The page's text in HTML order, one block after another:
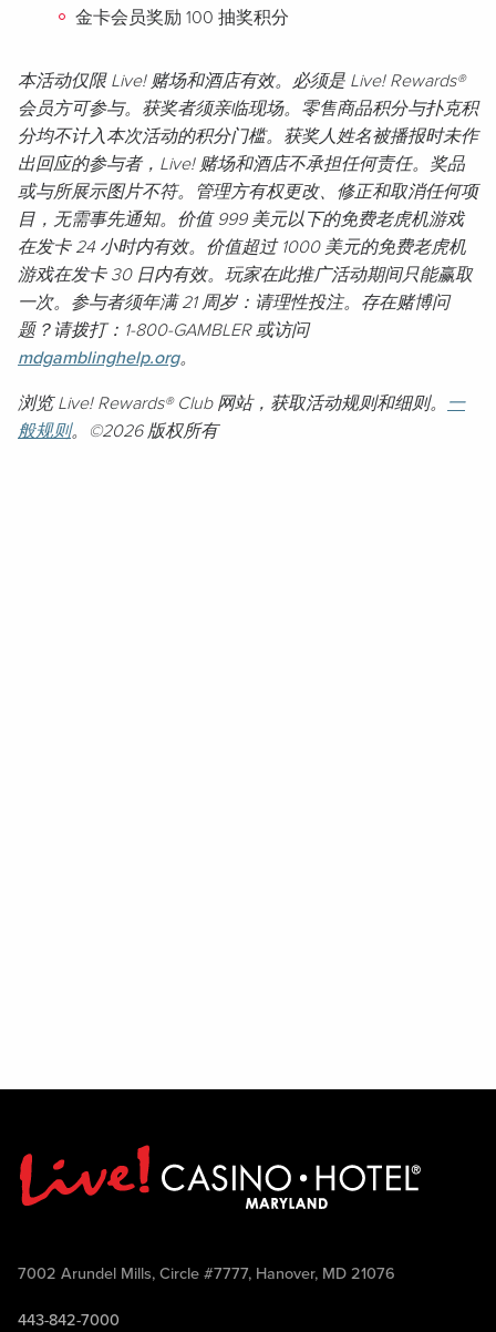
金卡会员奖励 100 抽奖积分
本活动仅限 Live! 赌场和酒店有效。必须是 Live! Rewards®
会员方可参与。获奖者须亲临现场。零售商品积分与扑克积
分均不计入本次活动的积分门槛。获奖人姓名被播报时未作
出回应的参与者，Live! 赌场和酒店不承担任何责任。奖品
或与所展示图片不符。管理方有权更改、修正和取消任何项
目，无需事先通知。价值 999 美元以下的免费老虎机游戏
在发卡 24 小时内有效。价值超过 1000 美元的免费老虎机
游戏在发卡 30 日内有效。玩家在此推广活动期间只能赢取
一次。参与者须年满 21 周岁：请理性投注。存在赌博问
题？请拨打：1-800-GAMBLER 或访问
mdgamblinghelp.org。
浏览 Live! Rewards® Club 网站，获取活动规则和细则。 一
般规则。©2026 版权所有
7002 Arundel Mills, Circle #7777, Hanover, MD 21076
443-842-7000